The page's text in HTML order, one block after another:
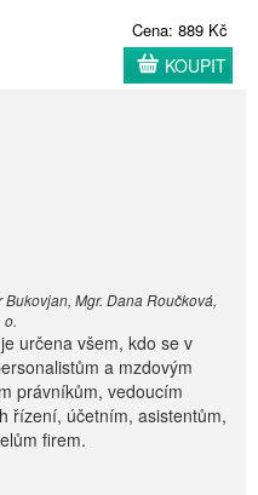
Cena: 889 Kč
KOUPIT
Mgr. Dana Roučková,
o.
určena všem, kdo se v
a mzdovým
právníkům, vedoucím
řízení, účetním, asistentům,
firem.